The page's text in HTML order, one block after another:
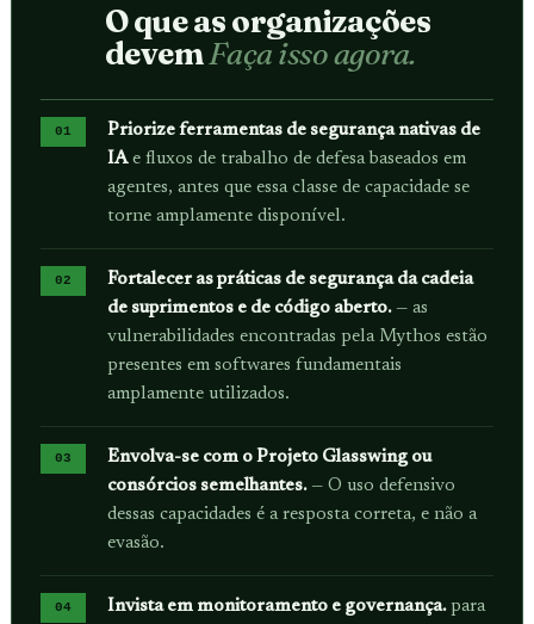
O que as organizações
devemFaça isso agora.
Priorize ferramentas de segurança nativas de
IAe fluxos de trabalho de defesa baseados em
agentes, antes que essa classe de capacidade se
torne amplamente disponível.
Fortalecer as práticas de segurança da cadeia
de suprimentos e de código aberto.— as
vulnerabilidades encontradas pela Mythos estão
presentes em softwares fundamentais
amplamente utilizados.
Envolva-se com o Projeto Glasswing ou
consórcios semelhantes.— O uso defensivo
dessas capacidades é a resposta correta, e não a
evasão.
Invista em monitoramento e governança.para